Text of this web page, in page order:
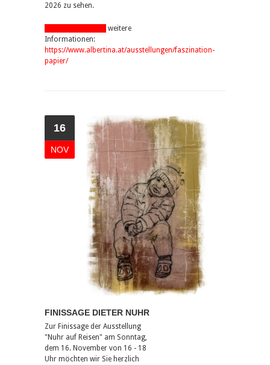
2026 zu sehen.
weitere
Informationen:
https://www.albertina.at/ausstellungen/faszination-
papier/
16
NOV
FINISSAGE DIETER NUHR
Zur Finissage der Ausstellung
"Nuhr auf Reisen" am Sonntag,
dem 16. November von 16 - 18
Uhr möchten wir Sie herzlich